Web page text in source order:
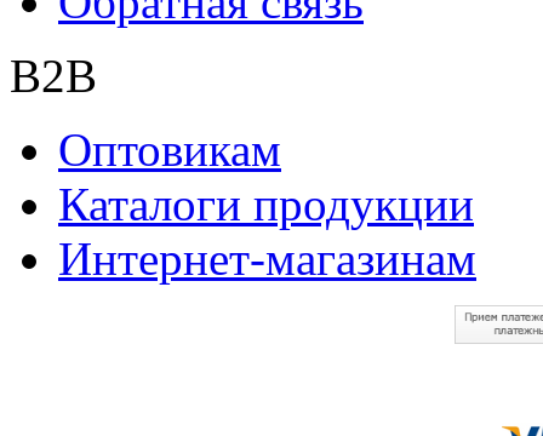
B2B
Оптовикам
Каталоги продукции
Интернет-магазинам